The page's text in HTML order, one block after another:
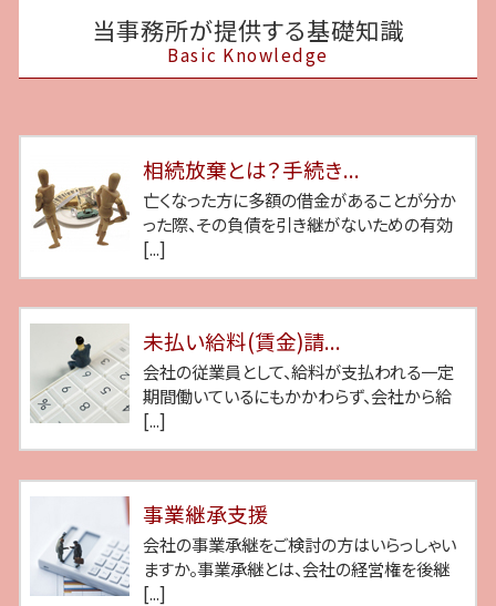
当事務所が提供する基礎知識
Basic Knowledge
相続放棄とは？手続き...
亡くなった方に多額の借金があることが分か
った際、その負債を引き継がないための有効
[...]
未払い給料(賃金)請...
会社の従業員として、給料が支払われる一定
期間働いているにもかかわらず、会社から給
[...]
事業継承支援
会社の事業承継をご検討の方はいらっしゃい
ますか。事業承継とは、会社の経営権を後継
[...]